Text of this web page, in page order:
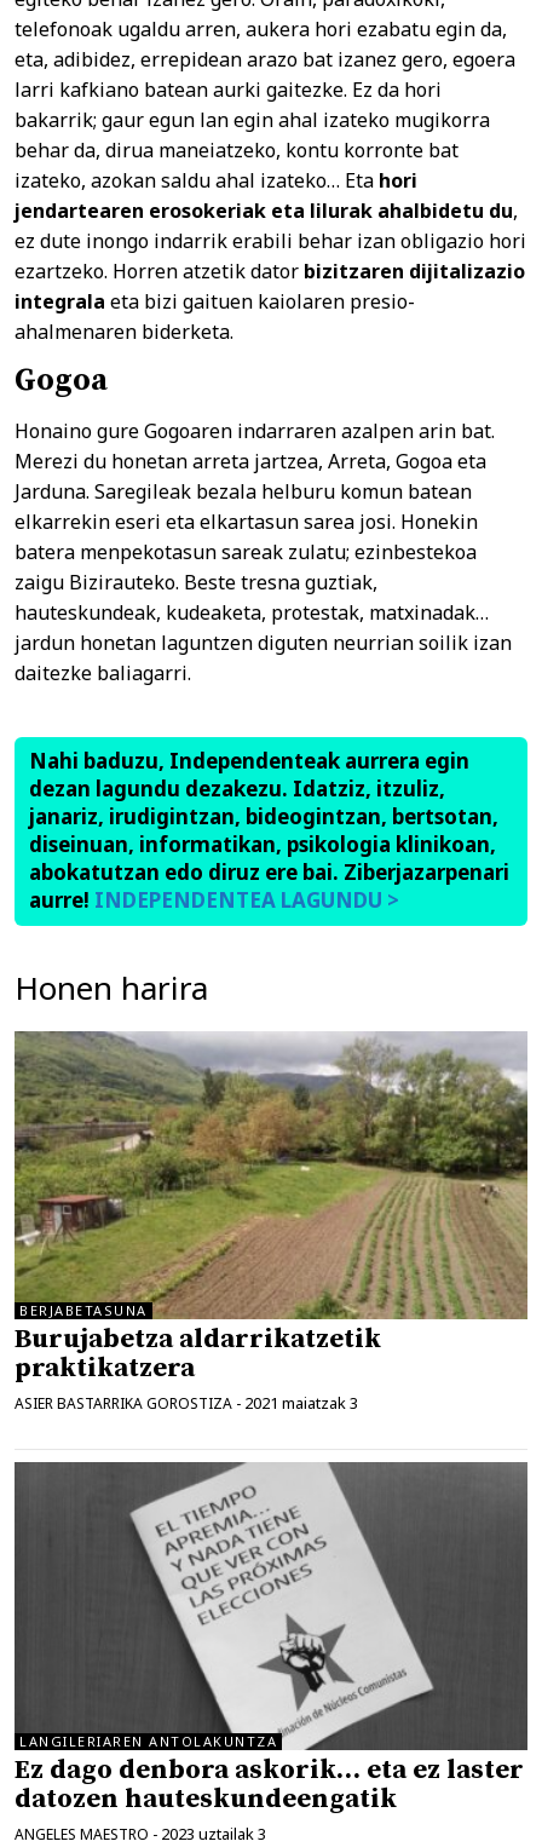
telefonoak ugaldu arren, aukera hori ezabatu egin da,
eta, adibidez, errepidean arazo bat izanez gero, egoera
larri kafkiano batean aurki gaitezke. Ez da hori
bakarrik; gaur egun lan egin ahal izateko mugikorra
behar da, dirua maneiatzeko, kontu korronte bat
izateko, azokan saldu ahal izateko… Eta hori
jendartearen erosokeriak eta lilurak ahalbidetu du,
ez dute inongo indarrik erabili behar izan obligazio hori
ezartzeko. Horren atzetik dator bizitzaren dijitalizazio
integrala eta bizi gaituen kaiolaren presio-
ahalmenaren biderketa.
Gogoa
Honaino gure Gogoaren indarraren azalpen arin bat.
Merezi du honetan arreta jartzea, Arreta, Gogoa eta
Jarduna. Saregileak bezala helburu komun batean
elkarrekin eseri eta elkartasun sarea josi. Honekin
batera menpekotasun sareak zulatu; ezinbestekoa
zaigu Bizirauteko. Beste tresna guztiak,
hauteskundeak, kudeaketa, protestak, matxinadak…
jardun honetan laguntzen diguten neurrian soilik izan
daitezke baliagarri.
Nahi baduzu, Independenteak aurrera egin
dezan lagundu dezakezu. Idatziz, itzuliz,
janariz, irudigintzan, bideogintzan, bertsotan,
diseinuan, informatikan, psikologia klinikoan,
abokatutzan edo diruz ere bai. Ziberjazarpenari
aurre! INDEPENDENTEA LAGUNDU >
Honen harira
BERJABETASUNA
Burujabetza aldarrikatzetik
praktikatzera
ASIER BASTARRIKA GOROSTIZA - 2021 maiatzak 3
LANGILERIAREN ANTOLAKUNTZA
Ez dago denbora askorik… eta ez laster
datozen hauteskundeengatik
ANGELES MAESTRO - 2023 uztailak 3